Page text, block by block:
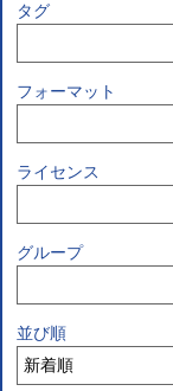
タグ
フォーマット
ライセンス
グループ
並び順